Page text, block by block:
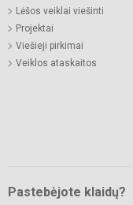
Lėšos veiklai viešinti
Projektai
Viešieji pirkimai
Veiklos ataskaitos
Pastebėjote klaidų?